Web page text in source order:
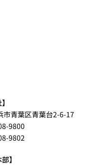
青葉区青葉台2-6-17
9800
9802
】